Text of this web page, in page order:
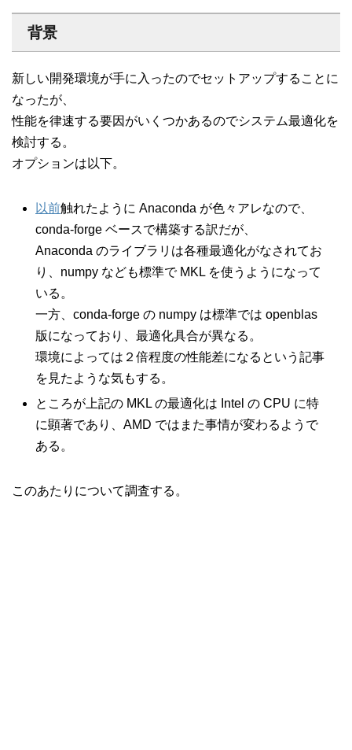
背景
新しい開発環境が手に入ったのでセットアップすることに
なったが、
性能を律速する要因がいくつかあるのでシステム最適化を
検討する。
オプションは以下。
以前触れたように Anaconda が色々アレなので、
conda-forge ベースで構築する訳だが、
Anaconda のライブラリは各種最適化がなされてお
り、numpy なども標準で MKL を使うようになって
いる。
一方、conda-forge の numpy は標準では openblas
版になっており、最適化具合が異なる。
環境によっては２倍程度の性能差になるという記事
を見たような気もする。
ところが上記の MKL の最適化は Intel の CPU に特
に顕著であり、AMD ではまた事情が変わるようで
ある。
このあたりについて調査する。